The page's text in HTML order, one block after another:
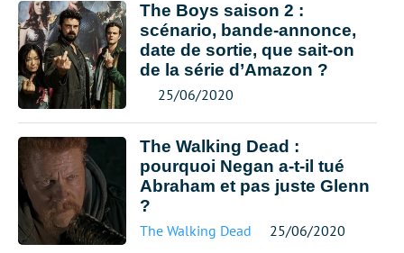
The Boys saison 2 :
scénario, bande-annonce,
date de sortie, que sait-on
de la série d’Amazon ?
25/06/2020
The Walking Dead :
pourquoi Negan a-t-il tué
Abraham et pas juste Glenn
?
The Walking Dead 25/06/2020